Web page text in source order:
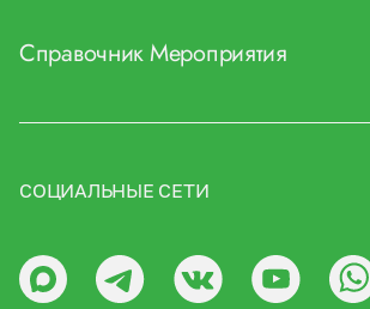
СправочникМероприятия
СОЦИАЛЬНЫЕ СЕТИ